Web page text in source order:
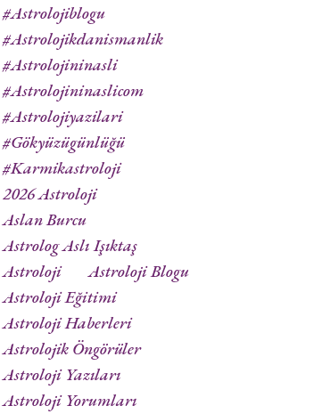
#astrolojiblogu
#astrolojikdanismanlik
#astrolojininasli
#astrolojininaslicom
#astrolojiyazilari
#gökyüzügünlüğü
#karmikastroloji
2026 Astroloji
Aslan Burcu
Astrolog Aslı Işıktaş
Astroloji
Astroloji Blogu
Astroloji Eğitimi
Astroloji Haberleri
Astrolojik Öngörüler
Astroloji Yazıları
Astroloji Yorumları